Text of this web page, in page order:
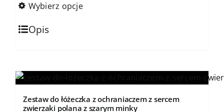
Wybierz opcje
Ten
produkt
wariantów.
można
Opis
Zestaw do łóżeczka z ochraniaczem z sercem
zwierzaki polana z szarym minky